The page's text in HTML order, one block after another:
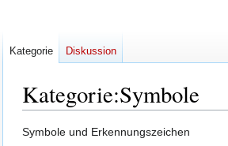
Kategorie:Symbole
Zur
Zur
Symbole und Erkennungszeichen
Kategorie Diskussion